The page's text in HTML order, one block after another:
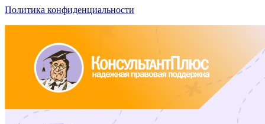
Политика конфиденциальности